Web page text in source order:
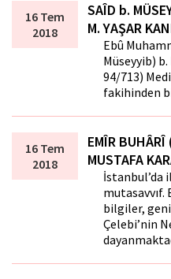
16 Tem
2018
SAÎD b.
M. YAŞAR
Ebû
Müseyyib)
94/713)
fakihinden
16 Tem
2018
EMÎR
MUSTAFA
İstanbul’da
mutasavvıf.
bilgiler,
Çelebi’nin